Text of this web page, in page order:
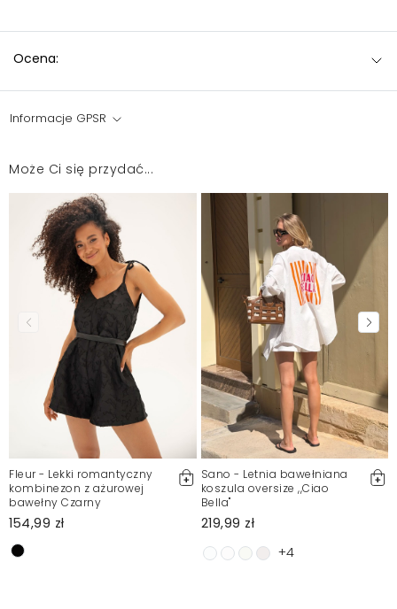
Ocena:
Informacje GPSR
Może Ci się przydać...
Fleur - Lekki romantyczny
kombinezon z ażurowej
bawełny Czarny
154,99 zł
Sano - Letnia bawełniana
koszula oversize ,,Ciao
Bella"
219,99 zł
+4